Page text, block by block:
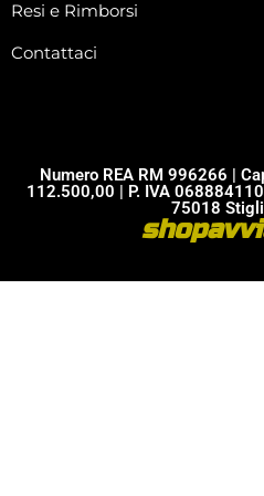
Resi e Rimborsi
Contattaci
Numero REA RM 996266 |
112.500,00 | P. IVA
75018